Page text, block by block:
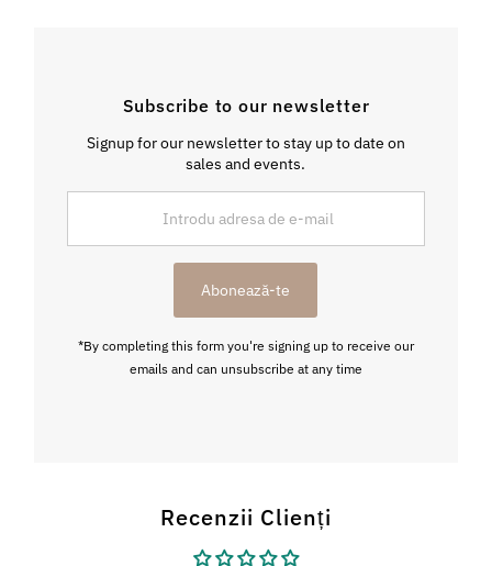
Subscribe to our newsletter
Signup for our newsletter to stay up to date on
sales and events.
de
Abonează-te
*By completing this form you're signing up to receive our
emails and can unsubscribe at any time
Recenzii Clienți